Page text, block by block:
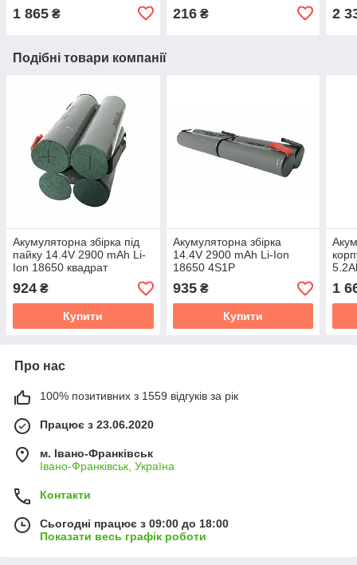
1 865 ₴ 216₴ 2
Подібні товари компанії
Акумуляторна збірка під
пайку 14.4V 2900 mAh Li-
Ion 18650 квадрат
924 ₴
Купити
Акумуляторна збірка
14.4V 2900 mAh Li-Ion
18650 4S1P
935₴
Купити
1
Про нас
100% позитивних з 1559 відгуків за рік
Працює з 23.06.2020
м. Івано-Франківськ
Івано-Франківськ, Україна
Контакти
Сьогодні працює з 09:00 до 18:00
Показати весь графік роботи